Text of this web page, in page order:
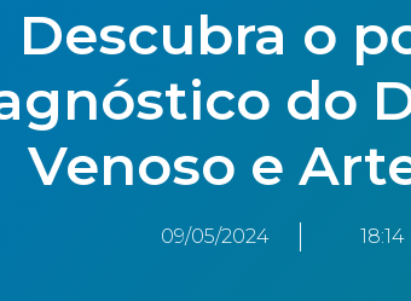
Descubra o
do
Venoso e
09/05/2024 18:14